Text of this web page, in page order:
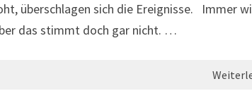
überschlagen sich die Ereignisse. Immer
das stimmt doch gar nicht. …